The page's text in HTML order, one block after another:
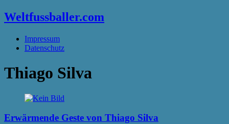
Weltfussballer.com
Impressum
Datenschutz
Thiago Silva
Erwärmende Geste von Thiago Silva